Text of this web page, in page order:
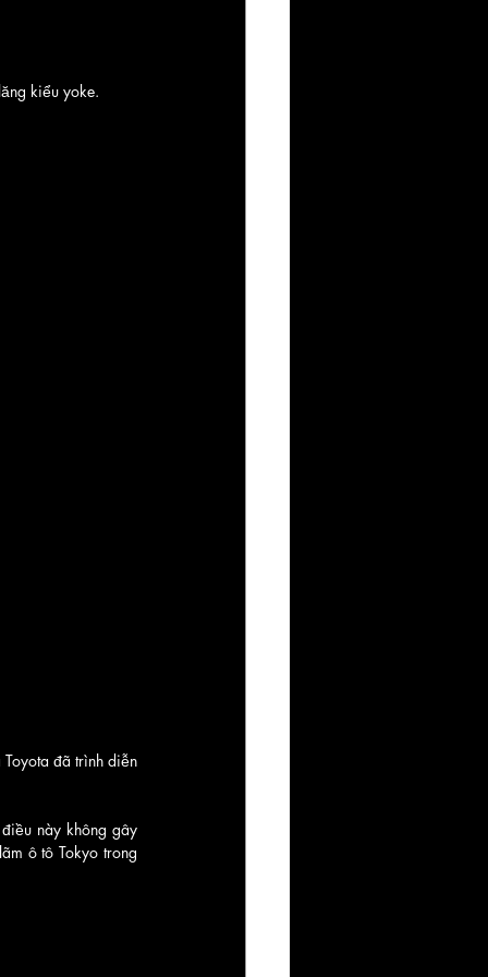
kiểu yoke.
đã trình diễn
này không gây
ô tô Tokyo trong